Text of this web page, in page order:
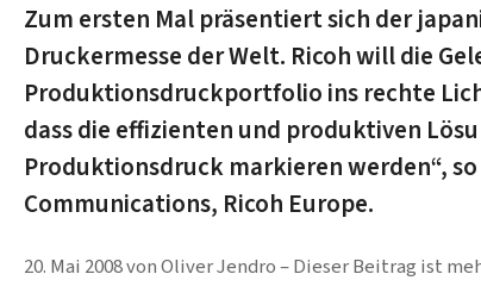
Zum ersten Mal präsentiert sich der
Druckermesse der Welt. Ricoh will die
Produktionsdruckportfolio ins rechte
dass die effizienten und produktiven
Produktionsdruck markieren werden“,
Communications, Ricoh Europe.
20. Mai 2008vonOliver Jendro Dieser Beitrag ist